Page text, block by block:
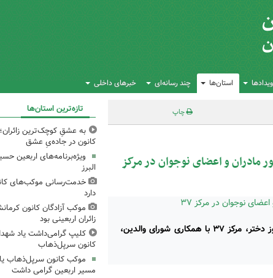
استان‌ها چند رسانه‌ای خبرهای داخلی
چاپ
و اعضای نوجوان در مرکز
همزمان با فرارسیدن سالروز ولادت حضرت معصومه (س) و روز دختر، مرکز ۳۷ با همکاری شورای والدین،
تازه‌ترین استان‌ها
به عشقِ کوچک‌ترین
کانون در جاده‌یِ عشق
ویژه‌برنامه‌های اربعین
البرز
خدمت‌رسانی موکب‌های
دارد
موکب آزادگان کانون
زائران اربعینی بود
کلیپ گرامی‌داشت یاد
کانون سرپل‌ذهاب
موکب کانون سرپل‌ذهاب
مسیر اربعین گرامی داشت